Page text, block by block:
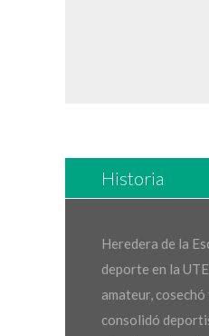
Historia
Heredera de la
deporte en la
amateur,
consolidó